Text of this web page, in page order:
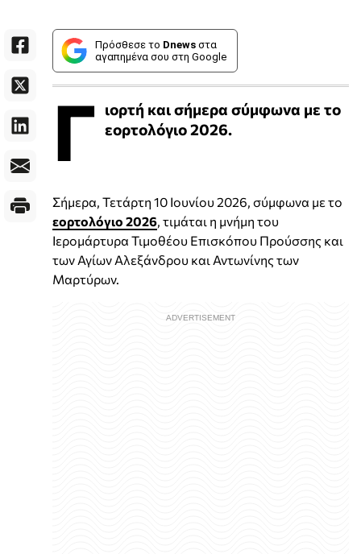
Πρόσθεσε το Dnews στα
αγαπημένα σου στη Google
Γ ιορτή και σήμερα σύμφωνα με το
εορτολόγιο 2026.
Σήμερα, Τετάρτη 10 Ιουνίου 2026, σύμφωνα με το
εορτολόγιο 2026, τιμάται η μνήμη του
Ιερομάρτυρα Τιμοθέου Επισκόπου Προύσσης και
των Αγίων Αλεξάνδρου και Αντωνίνης των
Μαρτύρων.